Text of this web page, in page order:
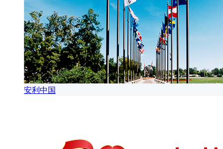
安利中国